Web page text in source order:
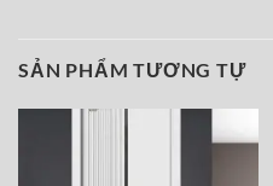
SẢN PHẨM TƯƠNG TỰ